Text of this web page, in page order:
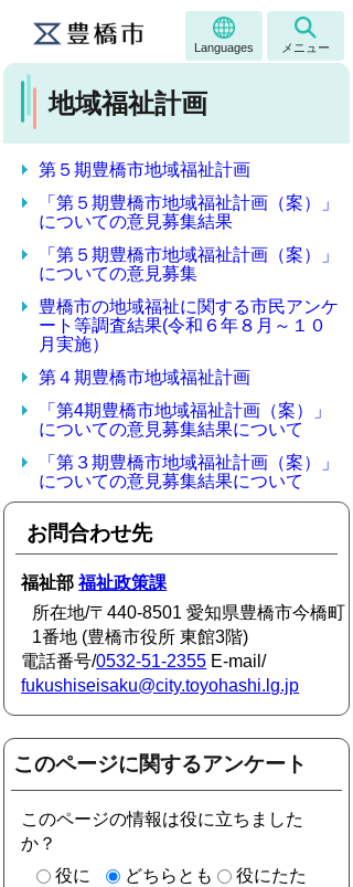
Languages メニュー
地域福祉計画
第５期豊橋市地域福祉計画
「第５期豊橋市地域福祉計画（案）」
についての意見募集結果
「第５期豊橋市地域福祉計画（案）」
についての意見募集
豊橋市の地域福祉に関する市民アンケ
ート等調査結果(令和６年８月～１０
月実施）
第４期豊橋市地域福祉計画
「第4期豊橋市地域福祉計画（案）」
についての意見募集結果について
「第３期豊橋市地域福祉計画（案）」
についての意見募集結果について
お問合わせ先
福祉部福祉政策課
所在地/〒440-8501 愛知県豊橋市今橋町
1番地 (豊橋市役所 東館3階)
電話番号/0532-51-2355 E-mail/
fukushiseisaku@city.toyohashi.lg.jp
このページに関するアンケート
このページの情報は役に立ちました
か？
役に
どちらとも
役にたた